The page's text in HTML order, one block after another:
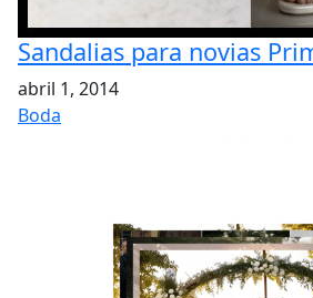
Sandalias para novias
abril 1, 2014
Boda